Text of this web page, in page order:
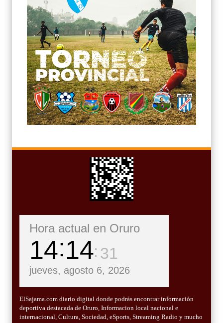
Hora actual en Oruro
14 14 32
jueves, agosto 6, 2026
ElSajama.com diario digital donde podrás encontrar información
deportiva destacada de Oruro, Informacion local nacional e
internacional, Cultura, Sociedad, eSports, Streaming Radio y mucho